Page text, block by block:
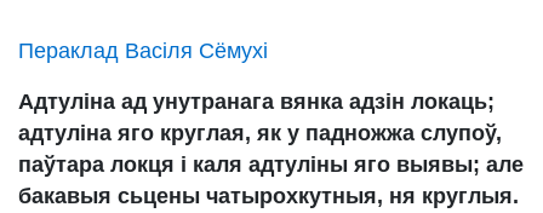
Пераклад Васіля Сёмухі
Адтуліна ад унутранага вянка адзін локаць;
адтуліна яго круглая, як у падножжа слупоў,
паўтара локця і каля адтуліны яго выявы; але
бакавыя сьцены чатырохкутныя, ня круглыя.